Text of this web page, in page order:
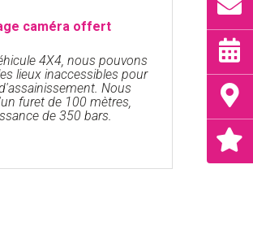
caméra offert
4X4, nous pouvons
lieux inaccessibles pour
Nous
furet de 100 mètres,
de 350 bars.